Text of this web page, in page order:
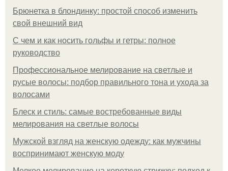
Брюнетка в блондинку: простой способ изменить
свой внешний вид
С чем и как носить гольфы и гетры: полное
руководство
Профессиональное мелирование на светлые и
русые волосы: подбор правильного тона и ухода за
волосами
Блеск и стиль: самые востребованные виды
мелирования на светлые волосы
Мужской взгляд на женскую одежду: как мужчины
воспринимают женскую моду